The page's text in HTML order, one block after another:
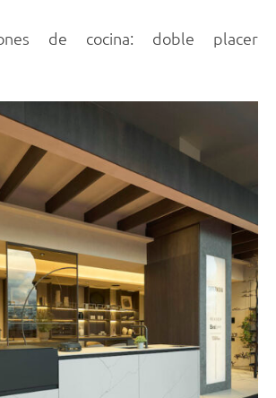
de cocina: doble placer